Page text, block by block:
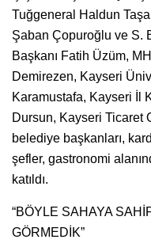
Tuğgeneral Haldun
Şaban Çopuroğlu ve S.
Başkanı Fatih Üzüm,
Demirezen, Kayseri
Karamustafa, Kayseri İl
Dursun, Kayseri Ticaret
belediye başkanları,
şefler, gastronomi
katıldı.
“BÖYLE SAHAYA
GÖRMEDİK”